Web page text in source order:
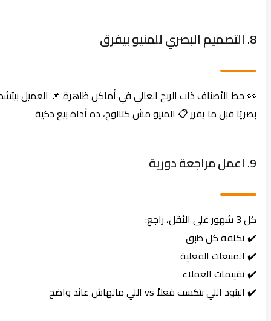
👀 حط الأصناف ذات الربح العالي في أماكن ظاهرة 📌 العميل بيتشد
بصريًا قبل ما يقرر 📋 المنيو مش كتالوج، ده أداة بيع ذكية
✔️ تكلفة كل طبق
✔️ المبيعات الفعلية
✔️ تقييمات العملاء
✔️ البنود اللي بتكسب فعلاً vs اللي مالهاش عائد واضح